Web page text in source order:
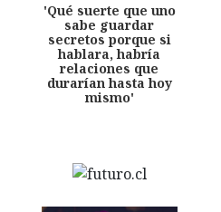
'Qué suerte que uno
sabe guardar
secretos porque si
hablara, habría
relaciones que
durarían hasta hoy
mismo'